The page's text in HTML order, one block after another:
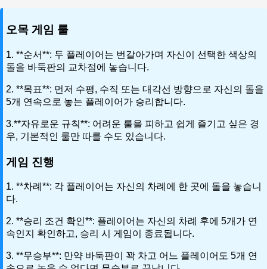
오목 게임 룰
1. **순서**: 두 플레이어는 번갈아가며 자신이 선택한 색상의
돌을 바둑판의 교차점에 놓습니다.
2. **목표**: 먼저 수평, 수직 또는 대각선 방향으로 자신의 돌을
5개 연속으로 놓는 플레이어가 승리합니다.
3.**자유로운 규칙**: 어려운 룰을 피하고 쉽게 즐기고 싶은 경
우, 기본적인 룰만 따를 수도 있습니다.
게임 진행
1. **차례**: 각 플레이어는 자신의 차례에 한 곳에 돌을 놓습니
다.
2. **승리 조건 확인**: 플레이어는 자신의 차례 후에 5개가 연
속인지 확인하고, 승리 시 게임이 종료됩니다.
3. **무승부**: 만약 바둑판이 꽉 차고 어느 플레이어도 5개 연